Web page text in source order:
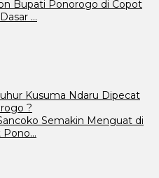
Bupati Ponorogo di Copot
…
Kusuma Ndaru Dipecat
?
Semakin Menguat di
Pono…